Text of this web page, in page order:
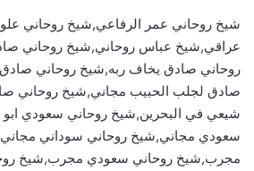
شيخ روحاني عمر الرفاعي,شيخ روحاني
عراقي,شيخ عباس روحاني,شيخ روحاني
روحاني صادق يخاف ربه,شيخ روحاني
صادق لجلب الحبيب مجاني,شيخ روحاني
شيعي في البحرين,شيخ روحاني سعودي
سعودي مجاني,شيخ روحاني سوداني
مجرب,شيخ روحاني سعودي مجرب,شيخ